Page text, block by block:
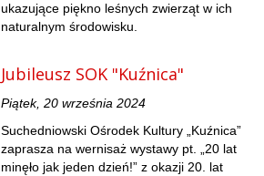
ukazujące piękno leśnych zwierząt w ich
naturalnym środowisku.
Jubileusz SOK "Kuźnica"
Piątek, 20 września 2024
Suchedniowski Ośrodek Kultury „Kuźnica”
zaprasza na wernisaż wystawy pt. „20 lat
minęło jak jeden dzień!” z okazji 20. lat